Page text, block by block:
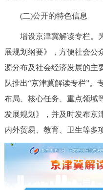
(二)公开的特色信息
增设京津冀解读专栏。
展规划纲要》，方便社会公
源分布及社会经济发展的主
队推出“京津冀解读专栏”。
布局、核心任务、重点领域
发展规划》，并及时发布京
内外贸易、教育、卫生等多